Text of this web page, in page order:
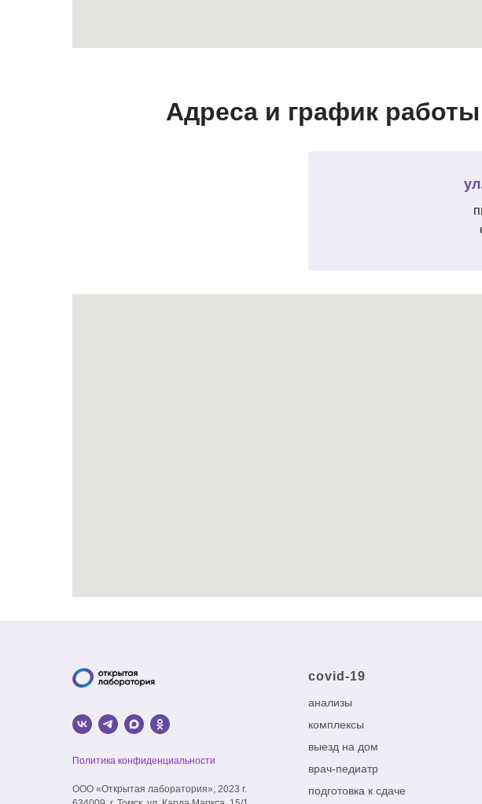
Адреса и график
Политика конфиденциальности
ООО «Открытая лаборатория», 2023 г.
covid-19
анализы
комплексы
выезд на дом
врач-педиатр
подготовка к сдаче